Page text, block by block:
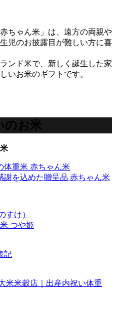
ちゃん米」は、遠方の両親や
児のお披露目が難しい方に喜
ンド米で、新しく誕生した家
いお米のギフトです。
のお米
体重米 赤ちゃん米
謝を込めた贈呈品 赤ちゃん米
すけ）
つや姫
記
米米穀店｜出産内祝い体重